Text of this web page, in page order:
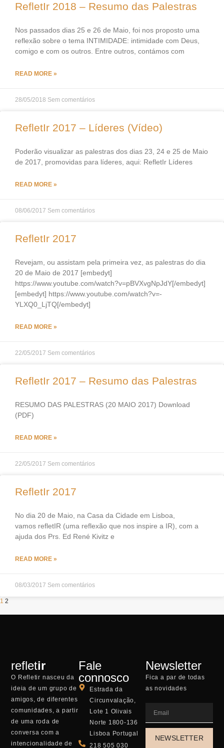
RefletIr 2018 – Resumo das Palestras
Nos passados dias 25 e 26 de Maio, foi nos proposto uma
reflexão sobre o tema INTIMIDADE: intimidade com Deus,
comigo e com os outros. Entre outros, contámos com
READ MORE »
28/05/2018 Sem comentários
RefletIr 2017 – Líderes (Vídeo)
Poderão visualizar as palestras dos dias 23, 24 e 25 de Maio
de 2017, promovidas para líderes, aqui: RefletIr Líderes
READ MORE »
08/06/2017 Sem comentários
RefletIr 2017
Revejam, ou assistam pela primeira vez, as palestras do dia
20 de Maio de 2017 [embedyt]
https://www.youtube.com/watch?v=pBVXvgNpJdY[/embedyt]
[embedyt] https://www.youtube.com/watch?v=-
YLXQ0_LjTQ[/embedyt]
READ MORE »
22/05/2017 Sem comentários
RefletIr 2017 – Resumo das Palestras
RESUMO DAS PALESTRAS (20 MAIO 2017) Download
(PDF)
READ MORE »
22/05/2017 Sem comentários
RefletIr 2017
No dia 20 de Maio, na Casa da Cidade em Lisboa,
vamos refletIR (uma reflexão que nos inspire a IR), com a
ajuda dos Prs. Ed René Kivitz e
READ MORE »
08/03/2017 Sem comentários
1 2
refletir
O Refletir nasceu da
ideia de um grupo de
amigos, de diferentes
comunidades, a partir
de uma roda de
conversa com a
intencionalidade de
Fale
connosco
Estrada da
Circunvalação,
Lote 1 Olivais
Norte 1800-136
Lisboa Portugal
218 505 030
Newsletter
Fica a par de todas
as novidades
NEWSLETTER